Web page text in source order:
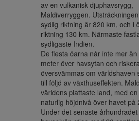
av en vulkanisk djuphavsrygg,
Maldiverryggen.
sydlig riktning är 820 km, och i
riktning 130 km. Närmaste
sydligaste Indien.
De flesta öarna når inte mer
meter över havsytan och
översvämmas om världshaven
till följd av växthuseffekten.
världens plattaste land, med
naturlig höjdnivå över havet på
Under det senaste